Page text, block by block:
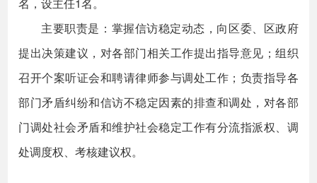
主要职责是：掌握信访稳定动态，向区委、区政府
提出决策建议，对各部门相关工作提出指导意见；组织
召开个案听证会和聘请律师参与调处工作；负责指导各
部门矛盾纠纷和信访不稳定因素的排查和调处，对各部
门调处社会矛盾和维护社会稳定工作有分流指派权、调
处调度权、考核建议权。